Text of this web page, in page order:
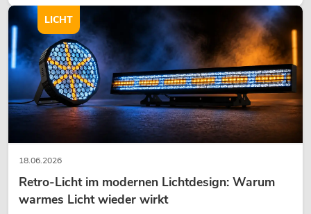
EUROLITE Set LED KLS Laser Bar PRO
18.06.2026
Retro-Licht im modernen Lichtdesign: Warum
warmes Licht wieder wirkt
LICHT